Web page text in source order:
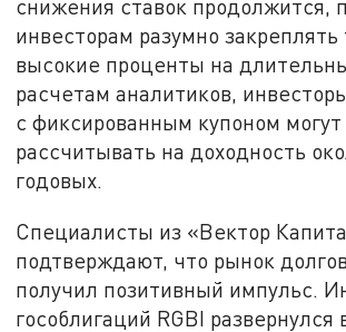
снижения ставок продолжится,
инвесторам разумно
высокие проценты на
расчетам аналитиков,
с фиксированным купоном могут
рассчитывать на доходность
годовых.
Специалисты из «Вектор
подтверждают, что рынок
получил позитивный импульс.
гособлигаций RGBI развернулся